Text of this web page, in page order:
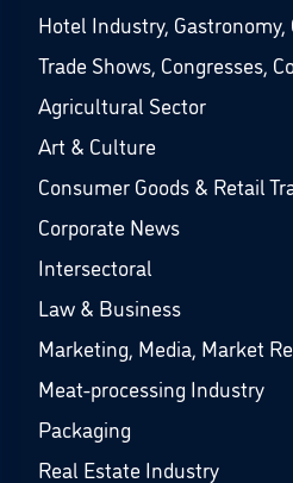
Hotel Industry, Gastronomy,
Trade Shows, Congresses,
Agricultural Sector
Art & Culture
Consumer Goods & Retail
Corporate News
Intersectoral
Law & Business
Marketing, Media, Market
Meat-processing Industry
Packaging
Real Estate Industry